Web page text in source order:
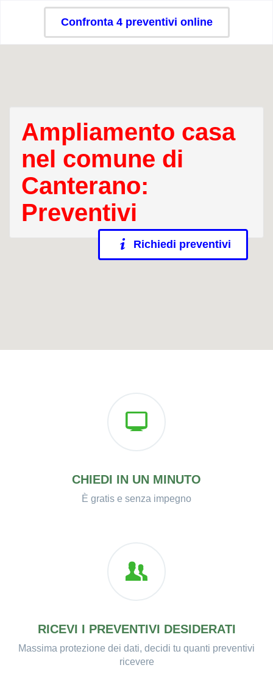
Confronta 4 preventivi online
Ampliamento casa
nel comune di
Canterano:
Preventivi
Richiedi preventivi
CHIEDI IN UN MINUTO
È gratis e senza impegno
RICEVI I PREVENTIVI DESIDERATI
Massima protezione dei dati, decidi tu quanti preventivi
ricevere